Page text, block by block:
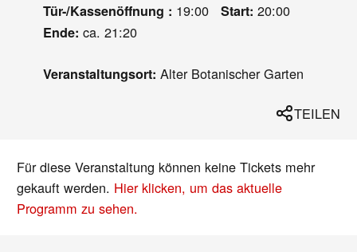
Tür-/Kassenöffnung : 19:00 Start: 20:00
Ende: ca. 21:20
Veranstaltungsort: Alter Botanischer Garten
TEILEN
Für diese Veranstaltung können keine Tickets mehr
gekauft werden. Hier klicken, um das aktuelle
Programm zu sehen.